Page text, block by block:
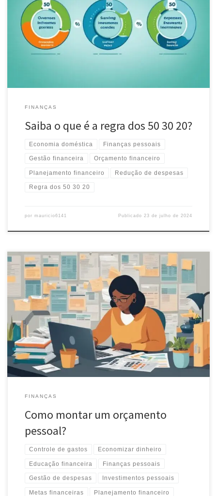
Descubra como a regra dos 50 30 20 pode ajudar você a organizar
suas finanças pessoais, economizar e investir de forma inteligente
para alcançar seus objetivos financeiros.
FINANÇAS
Saiba o que é a regra dos 50 30 20?
Economia doméstica Finanças pessoais
Gestão financeira Orçamento financeiro
Planejamento financeiro Redução de despesas
Regra dos 50 30 20
por mauricio6141 Publicado23 de julho de 2024
Aprenda a criar seu orçamento pessoal de forma simples e eficaz.
Controle suas finanças, alcance seus objetivos e conquiste
estabilidade financeira.
FINANÇAS
Como montar um orçamento
pessoal?
Controle de gastos Economizar dinheiro
Educação financeira Finanças pessoais
Gestão de despesas Investimentos pessoais
Metas financeiras Planejamento financeiro